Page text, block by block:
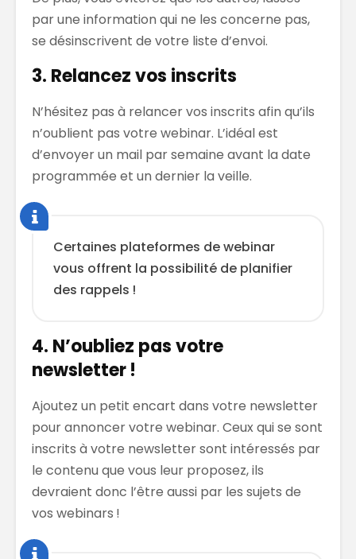
par une information qui ne les concerne pas,
se désinscrivent de votre liste d’envoi.
3. Relancez vos inscrits
N’hésitez pas à relancer vos inscrits afin qu’ils
n’oublient pas votre webinar. L’idéal est
d’envoyer un mail par semaine avant la date
programmée et un dernier la veille.
Certaines plateformes de webinar
vous offrent la possibilité de planifier
des rappels !
4. N’oubliez pas votre
newsletter !
Ajoutez un petit encart dans votre newsletter
pour annoncer votre webinar. Ceux qui se sont
inscrits à votre newsletter sont intéressés par
le contenu que vous leur proposez, ils
devraient donc l’être aussi par les sujets de
vos webinars !